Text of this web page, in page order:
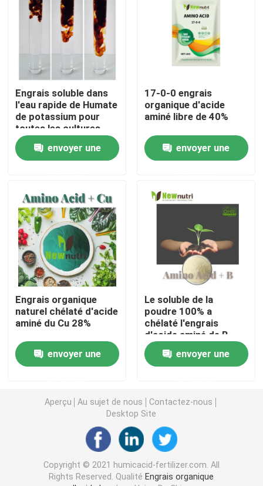
Engrais organique d'acide humique
Engrais organique d'acide aminé
Engrais organique d'azote
Engrais de Humate de potassium
Poudre acide de Fulvic
Acide humique de sodium
Poudre composée d'acide aminé
Engrais d'acide humique
Potassium Fulvic acide
engrais liquide d'extrait d'algue
Engrais d'acide aminé
Poudre soluble d'acide humique
Engrais soluble dans
l'eau rapide de Humate
de potassium pour
toutes les cultures
envoyer une
17-0-0 engrais
organique d'acide
aminé libre de 40%
envoyer une
Engrais organique
naturel chélaté d'acide
aminé du Cu 28%
envoyer une
Le soluble de la
poudre 100% a
chélaté l'engrais
d'acide aminé de B
pour des usines
envoyer une
Aperçu Au sujet de nous
Contactez-nous
Desktop Site
Copyright © 2021 humicacid-fertilizer.com. All
Rights Reserved. Qualité Engrais organique